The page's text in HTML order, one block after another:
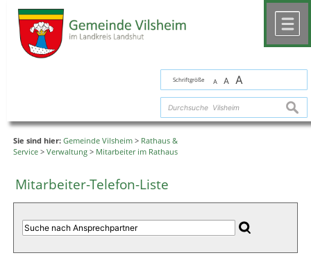
Schriftgröße A A A
Sie sind hier: Gemeinde Vilsheim > Rathaus &
Service > Verwaltung > Mitarbeiter im Rathaus
Mitarbeiter-Telefon-Liste